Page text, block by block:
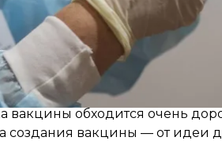
— это один из первых
вакцины обходится очень
создания вакцины — от идеи